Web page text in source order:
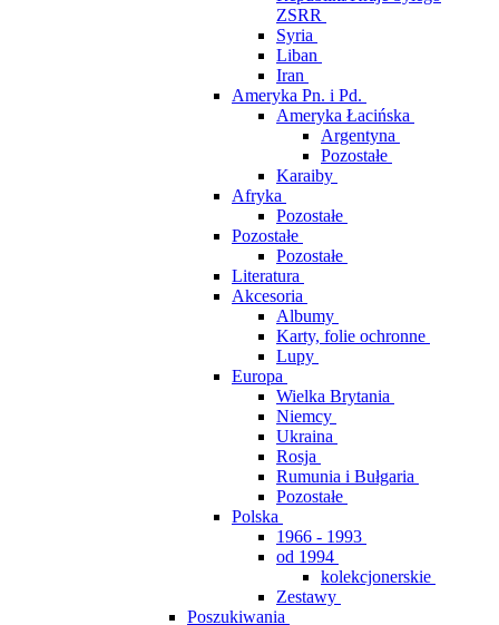
ZSRR
Syria
Liban
Iran
Ameryka Pn. i Pd.
Ameryka Łacińska
Argentyna
Pozostałe
Karaiby
Afryka
Pozostałe
Pozostałe
Pozostałe
Literatura
Akcesoria
Albumy
Karty, folie ochronne
Lupy
Europa
Wielka Brytania
Niemcy
Ukraina
Rosja
Rumunia i Bułgaria
Pozostałe
Polska
1966 - 1993
od 1994
kolekcjonerskie
Zestawy
Poszukiwania